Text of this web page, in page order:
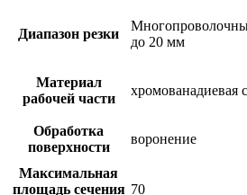
Диапазон резки
до 20 мм
Материал
рабочей части
хромованадиевая
Обработка
поверхности
воронение
Максимальная
площадь сечения 70